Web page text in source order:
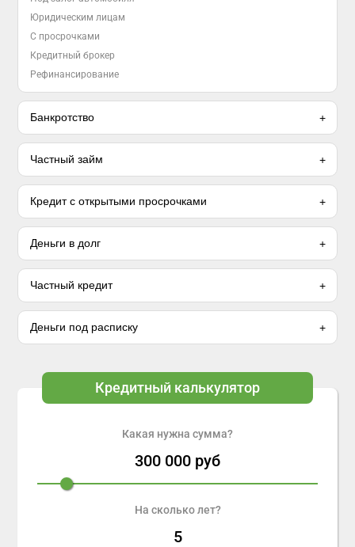
Юридическим лицам
С просрочками
Кредитный брокер
Рефинансирование
Банкротство
Частный займ
Кредит с открытыми просрочками
Деньги в долг
Частный кредит
Деньги под расписку
Кредитный калькулятор
Какая нужна сумма?
300 000 руб
На сколько лет?
5